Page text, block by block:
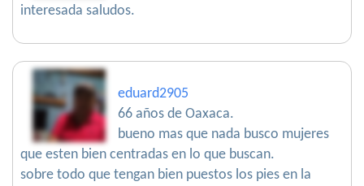
interesada saludos.
eduard2905
66 años de Oaxaca.
bueno mas que nada busco mujeres
que esten bien centradas en lo que buscan.
sobre todo que tengan bien puestos los pies en la